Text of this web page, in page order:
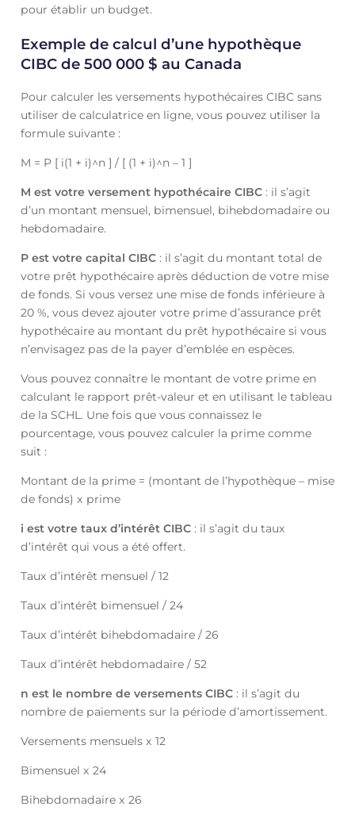
pour établir un budget.
Exemple de calcul d’une hypothèque
CIBC de 500 000 $ au Canada
Pour calculer les versements hypothécaires CIBC sans
utiliser de calculatrice en ligne, vous pouvez utiliser la
formule suivante :
M = P [ i(1 + i)^n ] / [ (1 + i)^n – 1 ]
M est votre versement hypothécaire CIBC: il s’agit
d’un montant mensuel, bimensuel, bihebdomadaire ou
hebdomadaire.
P est votre capital CIBC: il s’agit du montant total de
votre prêt hypothécaire après déduction de votre mise
de fonds. Si vous versez une mise de fonds inférieure à
20 %, vous devez ajouter votre prime d’assurance prêt
hypothécaire au montant du prêt hypothécaire si vous
n’envisagez pas de la payer d’emblée en espèces.
Vous pouvez connaître le montant de votre prime en
calculant le rapport prêt-valeur et en utilisant le tableau
de la SCHL. Une fois que vous connaissez le
pourcentage, vous pouvez calculer la prime comme
suit :
Montant de la prime = (montant de l’hypothèque – mise
de fonds) x prime
i est votre taux d’intérêt CIBC: il s’agit du taux
d’intérêt qui vous a été offert.
Taux d’intérêt mensuel / 12
Taux d’intérêt bimensuel / 24
Taux d’intérêt bihebdomadaire / 26
Taux d’intérêt hebdomadaire / 52
n est le nombre de versements CIBC: il s’agit du
nombre de paiements sur la période d’amortissement.
Versements mensuels x 12
Bimensuel x 24
Bihebdomadaire x 26